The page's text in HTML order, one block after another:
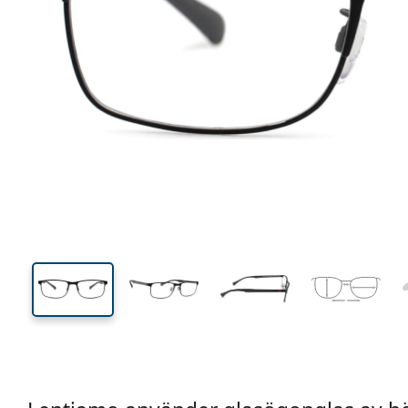
Bredd
35 mm
Linshöjd
56 mm
Linsbredd
Linsbredd